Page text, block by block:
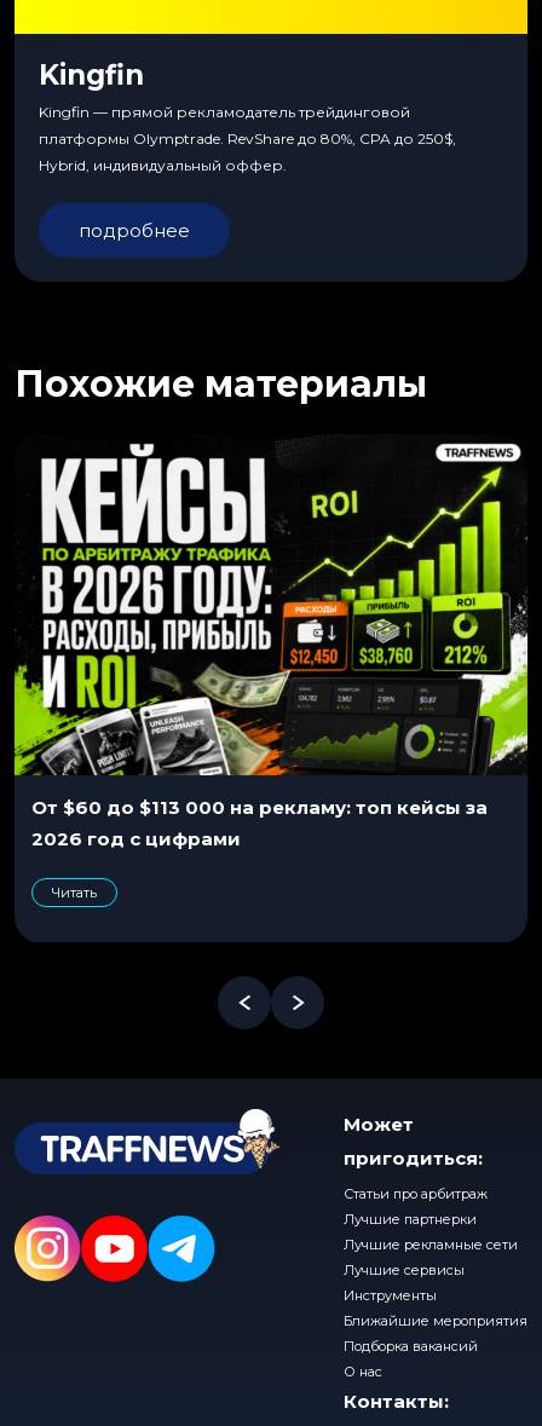
Kingfin
Kingfin — прямой рекламодатель трейдинговой
платформы Olymptrade. RevShare до 80%, CPA до 250$,
Hybrid, индивидуальный оффер.
подробнее
Похожие материалы
От $60 до $113 000 на рекламу: топ кейсы за
2026 год с цифрами
Читать
Может
пригодиться:
Статьи про арбитраж
Лучшие партнерки
Лучшие рекламные сети
Лучшие сервисы
Инструменты
Ближайшие мероприятия
Подборка вакансий
О нас
Контакты: